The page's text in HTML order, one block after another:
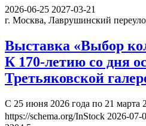
2026-06-25 2027-03-21
г. Москва, Лаврушинский
Выставка «Выбор
К 170-летию со дня
Третьяковской
С 25 июня 2026 года по 21 марта
https://schema.org/InStock 2026-07-